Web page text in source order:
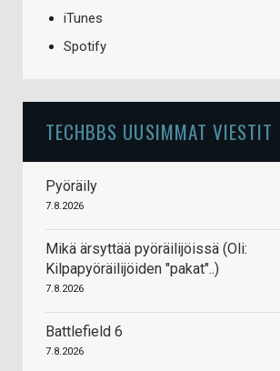
iTunes
Spotify
TECHBBS UUSIMMAT VIESTIT
Pyöräily
7.8.2026
Mikä ärsyttää pyöräilijöissä (Oli:
Kilpapyöräilijöiden "pakat"..)
7.8.2026
Battlefield 6
7.8.2026